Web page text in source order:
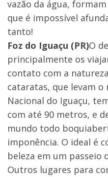
vazão da água,
que é impossível
tanto!
Foz do Iguaçu (PR)O
principalmente os
contato com a
cataratas, que levam o
Nacional do Iguaçu,
com até 90 metros, e
mundo todo
imponência. O ideal é
beleza em um passeio
Outros lugares para